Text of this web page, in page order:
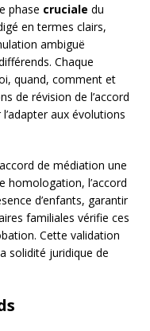
phase cruciale du
en termes clairs,
ambiguë
Chaque
quand, comment et
de révision de l’accord
aux évolutions
de médiation une
homologation, l’accord
d’enfants, garantir
familiales vérifie ces
Cette validation
solidité juridique de